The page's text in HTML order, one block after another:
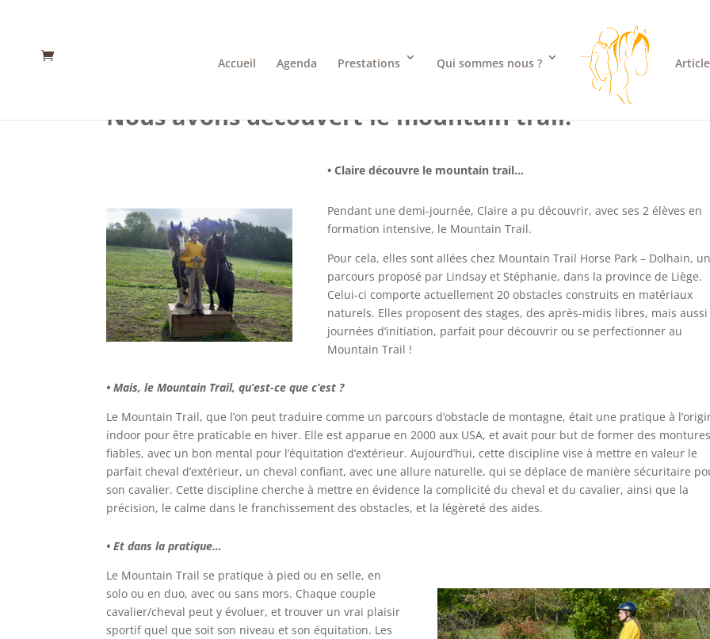
Accueil Agenda Prestations Qui sommes nous ?
Nous avons découvertle mountain trail.
• Claire découvre le mountain trail…
Pendant une demi-journée, Claire a pu découvrir, avec ses 2 élèves en
formation intensive, le Mountain Trail.
Pour cela, elles sont allées chez Mountain Trail Horse Park – Dolhain, un
parcours proposé par Lindsay et Stéphanie, dans la province de Liège.
Celui-ci comporte actuellement 20 obstacles construits en matériaux
naturels. Elles proposent des stages, des après-midis libres, mais aussi
journées d’initiation, parfait pour découvrir ou se perfectionner au
Mountain Trail !
• Mais, le Mountain Trail, qu’est-ce que c’est ?
Le Mountain Trail, que l’on peut traduire comme un parcours d’obstacle de montagne, était une pratique à
indoor pour être praticable en hiver. Elle est apparue en 2000 aux USA, et avait pour but de former des montures
fiables, avec un bon mental pour l’équitation d’extérieur. Aujourd’hui, cette discipline vise à mettre en valeur le
parfait cheval d’extérieur, un cheval confiant, avec une allure naturelle, qui se déplace de manière sécuritaire
son cavalier. Cette discipline cherche à mettre en évidence la complicité du cheval et du cavalier, ainsi que la
précision, le calme dans le franchissement des obstacles, et la légèreté des aides.
• Et dans la pratique…
Le Mountain Trail se pratique à pied ou en selle, en
solo ou en duo, avec ou sans mors. Chaque couple
cavalier/cheval peut y évoluer, et trouver un vrai plaisir
sportif quel que soit son niveau et son équitation. Les